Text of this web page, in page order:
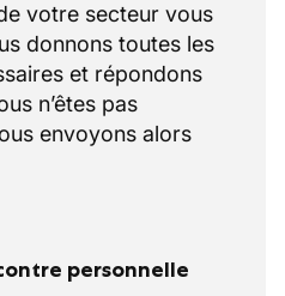
votre secteur vous
donnons toutes les
et répondons
n’êtes pas
envoyons alors
personnelle